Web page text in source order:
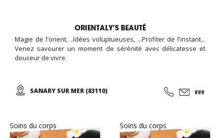
ORIENTALY’S BEAUTÉ
Magie de l'orient, ..Idées voluptueuses, ...Profiter de l'instant...
Venez savourer un moment de sérénité avec délicatesse et
douceur de vivre.
SANARY SUR MER (83110)
Soins du corps Soins du corps